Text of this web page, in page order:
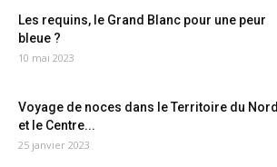
Les requins, le Grand Blanc pour une peur
bleue ?
10 mai 2023
Voyage de noces dans le Territoire du Nord
et le Centre...
25 janvier 2023